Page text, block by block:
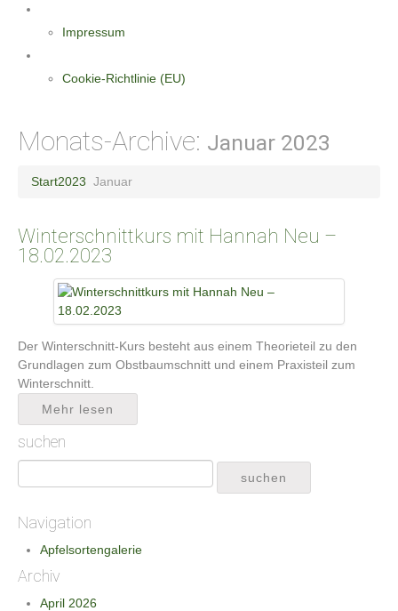
Impressum
Cookie-Richtlinie (EU)
Monats-Archive: Januar 2023
Start2023 Januar
Winterschnittkurs mit Hannah Neu –
18.02.2023
Der Winterschnitt-Kurs besteht aus einem Theorieteil zu den
Grundlagen zum Obstbaumschnitt und einem Praxisteil zum
Winterschnitt.
Mehr lesen
suchen
Navigation
Apfelsortengalerie
Archiv
April 2026